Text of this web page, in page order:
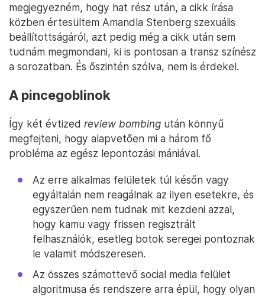
megjegyezném, hogy hat rész után, a cikk írása
közben értesültem Amandla Stenberg szexuális
beállítottságáról, azt pedig még a cikk után sem
tudnám megmondani, ki is pontosan a transz színész
a sorozatban. És őszintén szólva, nem is érdekel.
A pincegoblinok
Így két évtized review bombing után könnyű
megfejteni, hogy alapvetően mi a három fő
probléma az egész lepontozási mániával.
Az erre alkalmas felületek túl későn vagy
egyáltalán nem reagálnak az ilyen esetekre, és
egyszerűen nem tudnak mit kezdeni azzal,
hogy kamu vagy frissen regisztrált
felhasználók, esetleg botok seregei pontoznak
le valamit módszeresen.
Az összes számottevő social media felület
algoritmusa és rendszere arra épül, hogy olyan